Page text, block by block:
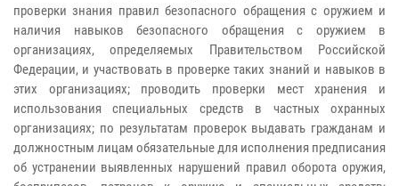
проверки знания правил безопасного обращения с оружием и
наличия навыков безопасного обращения с оружием в
организациях, определяемых Правительством Российской
Федерации, и участвовать в проверке таких знаний и навыков в
этих организациях; проводить проверки мест хранения и
использования специальных средств в частных охранных
организациях; по результатам проверок выдавать гражданам и
должностным лицам обязательные для исполнения предписания
об устранении выявленных нарушений правил оборота оружия,